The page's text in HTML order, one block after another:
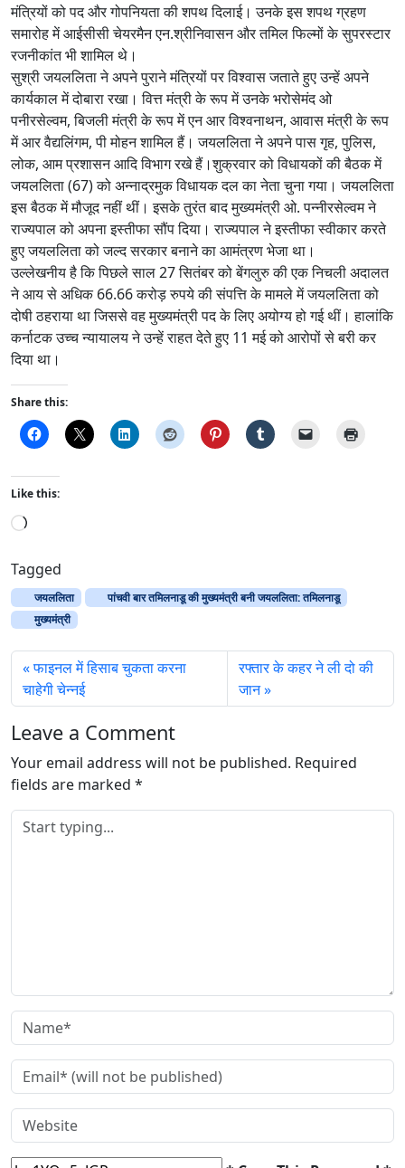
मंत्रियों को पद और गोपनियता की शपथ दिलाई। उनके इस शपथ ग्रहण
समारोह में आईसीसी चेयरमैन एन.श्रीनिवासन और तमिल फिल्मों के सुपरस्टार
रजनीकांत भी शामिल थे।
सुश्री जयललिता ने अपने पुराने मंत्रियों पर विश्वास जताते हुए उन्हें अपने
कार्यकाल में दोबारा रखा। वित्त मंत्री के रूप में उनके भरोसेमंद ओ
पनीरसेल्वम, बिजली मंत्री के रूप में एन आर विश्वनाथन, आवास मंत्री के रूप
में आर वैद्यलिंगम, पी मोहन शामिल हैं। जयललिता ने अपने पास गृह, पुलिस,
लोक, आम प्रशासन आदि विभाग रखे हैं।शुक्रवार को विधायकों की बैठक में
जयललिता (67) को अन्नाद्रमुक विधायक दल का नेता चुना गया। जयललिता
इस बैठक में मौजूद नहीं थीं। इसके तुरंत बाद मुख्यमंत्री ओ. पन्नीरसेल्वम ने
राज्यपाल को अपना इस्तीफा सौंप दिया। राज्यपाल ने इस्तीफा स्वीकार करते
हुए जयललिता को जल्द सरकार बनाने का आमंत्रण भेजा था।
उल्लेखनीय है कि पिछले साल 27 सितंबर को बेंगलुरु की एक निचली अदालत
ने आय से अधिक 66.66 करोड़ रुपये की संपत्ति के मामले में जयललिता को
दोषी ठहराया था जिससे वह मुख्यमंत्री पद के लिए अयोग्य हो गई थीं। हालांकि
कर्नाटक उच्च न्यायालय ने उन्हें राहत देते हुए 11 मई को आरोपों से बरी कर
दिया था।
Share this:
Like this:
L
a
d
i
n
g
…
Tagged
जयललिता
पांचवी बार तमिलनाडू की मुख्यमंत्री बनी जयललिता: तमिलनाडू
मुख्यमंत्री
फाइनल में हिसाब चुकता करना
चाहेगी चेन्नई
रफ्तार के कहर ने ली दो की
जान
Leave a Comment
Your email address will not be published. Required
fields are marked *